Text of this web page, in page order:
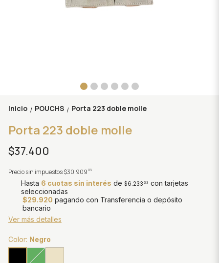
Inicio / POUCHS / Porta 223 doble molle
Porta 223 doble molle
$37.400
Precio sin impuestos$30.909 09
Hasta 6 cuotas sin interés de $6.233 33 con tarjetas
seleccionadas
$29.920 pagando con Transferencia o depósito
bancario
Ver más detalles
Color: Negro